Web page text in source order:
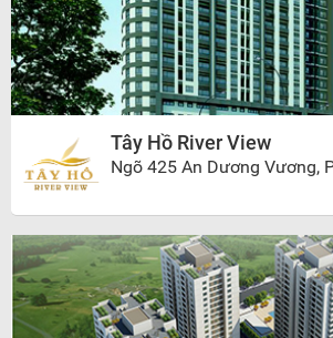
Tây Hồ River View
Ngõ 425 An Dương Vương,